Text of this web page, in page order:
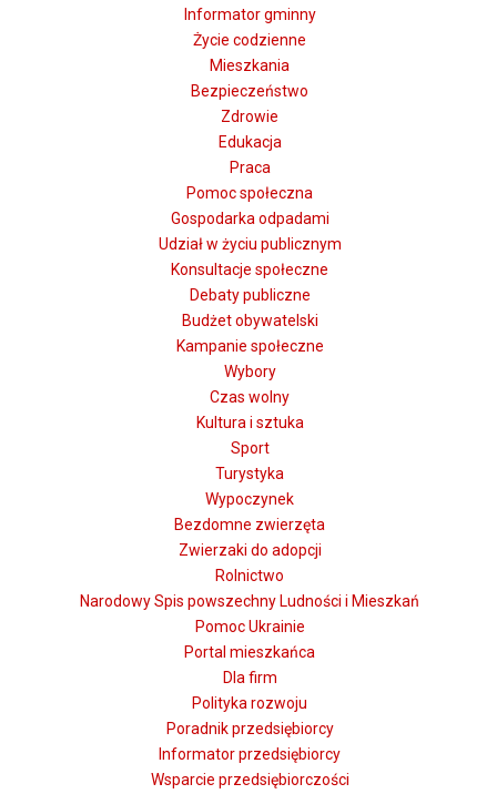
Informator gminny
Życie codzienne
Mieszkania
Bezpieczeństwo
Zdrowie
Edukacja
Praca
Pomoc społeczna
Gospodarka odpadami
Udział w życiu publicznym
Konsultacje społeczne
Debaty publiczne
Budżet obywatelski
Kampanie społeczne
Wybory
Czas wolny
Kultura i sztuka
Sport
Turystyka
Wypoczynek
Bezdomne zwierzęta
Zwierzaki do adopcji
Rolnictwo
Narodowy Spis powszechny Ludności i Mieszkań
Pomoc Ukrainie
Portal mieszkańca
Dla firm
Polityka rozwoju
Poradnik przedsiębiorcy
Informator przedsiębiorcy
Wsparcie przedsiębiorczości